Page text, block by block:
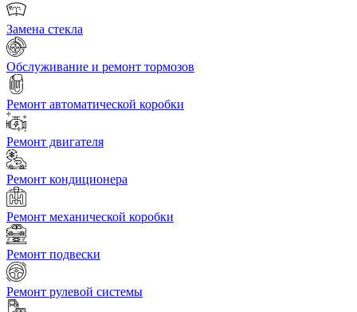
Замена стекла
Обслуживание и ремонт тормозов
Ремонт автоматической коробки
Ремонт двигателя
Ремонт кондиционера
Ремонт механической коробки
Ремонт подвески
Ремонт рулевой системы